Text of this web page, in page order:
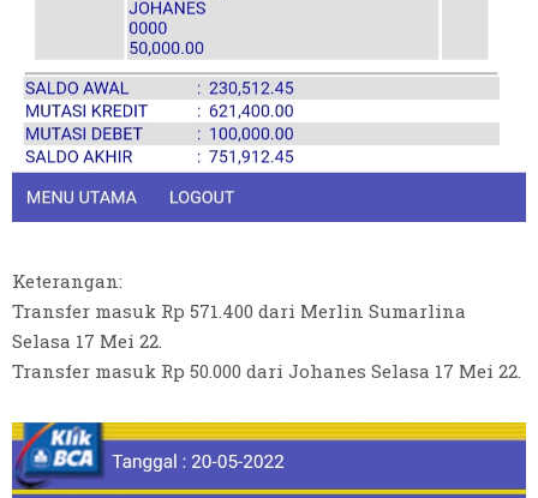
Keterangan:
Transfer masuk Rp 571.400 dari Merlin Sumarlina
Selasa 17 Mei 22.
Transfer masuk Rp 50.000 dari Johanes Selasa 17 Mei 22.